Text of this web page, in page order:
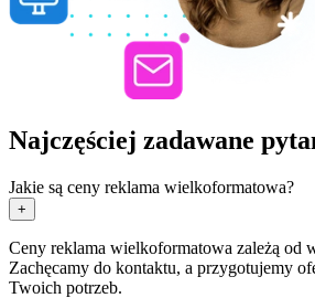
Najczęściej zadawane
Jakie są ceny reklama wielkoformatowa?
+
Ceny reklama wielkoformatowa zależą od
Zachęcamy do kontaktu, a przygotujemy
Twoich potrzeb.